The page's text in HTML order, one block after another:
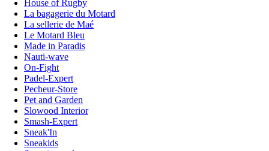
House of Rugby
La bagagerie du Motard
La sellerie de Maé
Le Motard Bleu
Made in Paradis
Nauti-wave
On-Fight
Padel-Expert
Pecheur-Store
Pet and Garden
Slowood Interior
Smash-Expert
Sneak'In
Sneakids